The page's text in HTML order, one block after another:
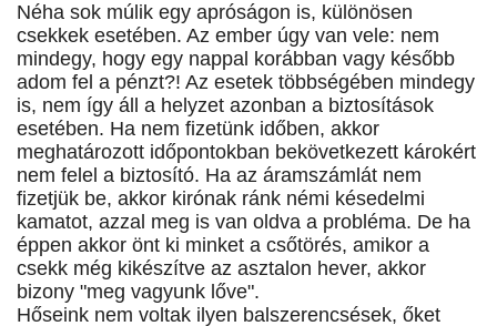
Néha sok múlik egy apróságon is, különösen
csekkek esetében. Az ember úgy van vele: nem
mindegy, hogy egy nappal korábban vagy később
adom fel a pénzt?! Az esetek többségében mindegy
is, nem így áll a helyzet azonban a biztosítások
esetében. Ha nem fizetünk időben, akkor
meghatározott időpontokban bekövetkezett károkért
nem felel a biztosító. Ha az áramszámlát nem
fizetjük be, akkor kirónak ránk némi késedelmi
kamatot, azzal meg is van oldva a probléma. De ha
éppen akkor önt ki minket a csőtörés, amikor a
csekk még kikészítve az asztalon hever, akkor
bizony "meg vagyunk lőve".
Hőseink nem voltak ilyen balszerencsések, őket